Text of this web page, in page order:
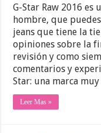
G-Star Raw 2016 es
hombre, que
jeans que tiene la
opiniones sobre la
revisión y como
comentarios y
Star: una marca
Leer Mas »